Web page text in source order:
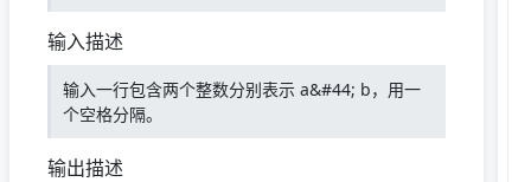
输入描述
输入一行包含两个整数分别表示 a&#44; b，用一
个空格分隔。
输出描述